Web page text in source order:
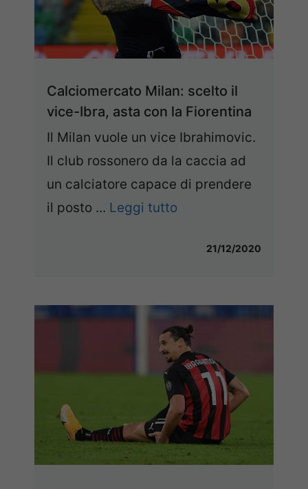
Calciomercato Milan: scelto il
vice-Ibra, asta con la Fiorentina
Il Milan vuole un vice Ibrahimovic.
Il club rossonero da la caccia ad
un calciatore capace di prendere
il posto ... Leggi tutto
21/12/2020